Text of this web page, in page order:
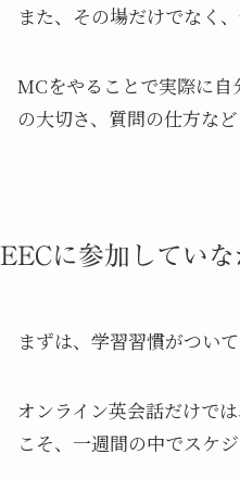
また、その場だけでなく
MCをやることで実際に自
の大切さ、質問の仕方な
EECに参加してい
まずは、学習習慣がつい
オンライン英会話だけで
こそ、一週間の中でスケ